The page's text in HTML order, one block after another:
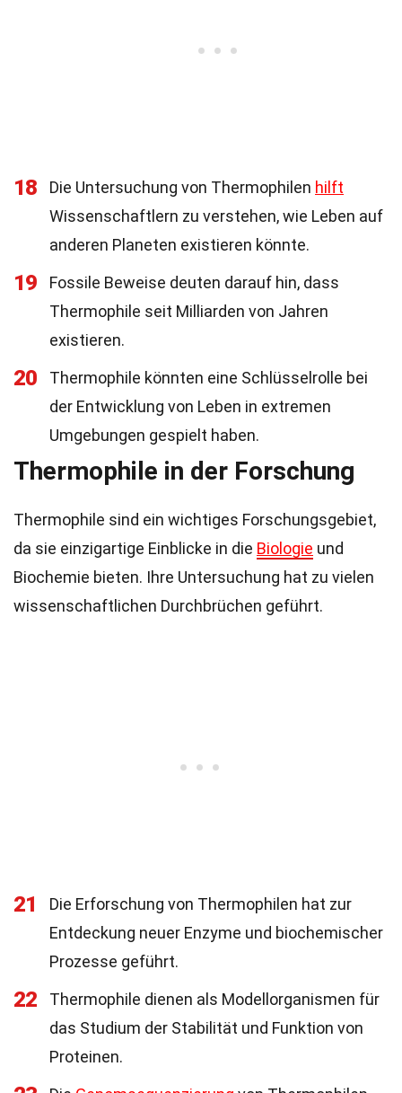
18 Die Untersuchung von Thermophilen hilft
Wissenschaftlern zu verstehen, wie Leben auf
anderen Planeten existieren könnte.
19
Fossile Beweise deuten darauf hin, dass
Thermophile seit Milliarden von Jahren
existieren.
20
Thermophile könnten eine Schlüsselrolle bei
der Entwicklung von Leben in extremen
Umgebungen gespielt haben.
Thermophile in der Forschung
Thermophile sind ein wichtiges Forschungsgebiet,
da sie einzigartige Einblicke in die Biologie und
Biochemie bieten. Ihre Untersuchung hat zu vielen
wissenschaftlichen Durchbrüchen geführt.
21
Die Erforschung von Thermophilen hat zur
Entdeckung neuer Enzyme und biochemischer
Prozesse geführt.
22
Thermophile dienen als Modellorganismen für
das Studium der Stabilität und Funktion von
Proteinen.